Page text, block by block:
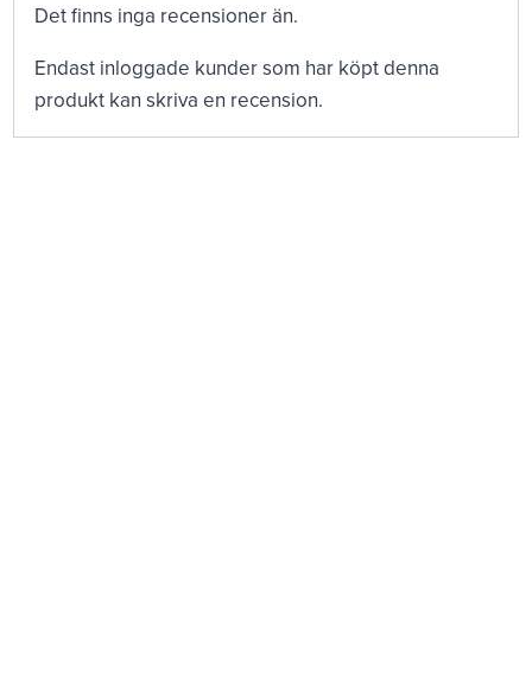
Det finns inga recensioner än.
Endast inloggade kunder som har köpt denna
produkt kan skriva en recension.